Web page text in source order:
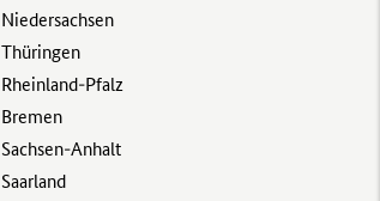
Niedersachsen
Thüringen
Rheinland-Pfalz
Bremen
Sachsen-Anhalt
Saarland